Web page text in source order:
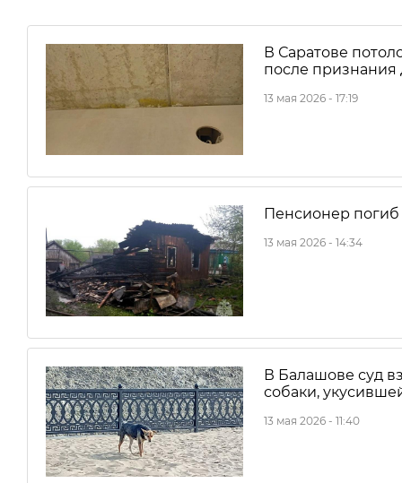
В Саратове
после
13 мая 2026 - 17:19
Пенсионер погиб
13 мая 2026 - 14:34
В Балашове суд
собаки,
13 мая 2026 - 11:40